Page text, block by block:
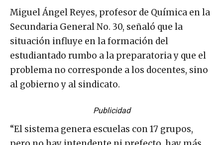
Miguel Ángel Reyes, profesor de Química en la
Secundaria General No. 30, señaló que la
situación influye en la formación del
estudiantado rumbo a la preparatoria y que el
problema no corresponde a los docentes, sino
al gobierno y al sindicato.
Publicidad
“El sistema genera escuelas con 17 grupos,